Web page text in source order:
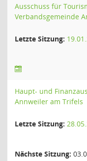
Ausschuss für
Verbandsgemeinde
Letzte Sitzung:
Haupt- und
Annweiler am Trifels
Letzte Sitzung:
Nächste Sitzung: